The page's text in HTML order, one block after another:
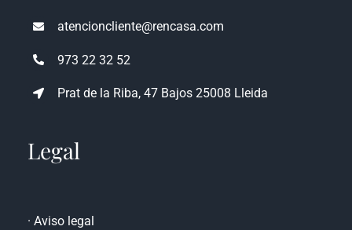
atencioncliente@rencasa.com
973 22 32 52